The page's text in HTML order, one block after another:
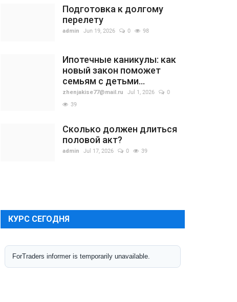
Подготовка к долгому
перелету
admin Jun 19, 2026 0 98
Ипотечные каникулы: как
новый закон поможет
семьям с детьми...
zhenjakise77@mail.ru Jul 1, 2026
0
39
Сколько должен длиться
половой акт?
admin Jul 17, 2026 0 39
КУРС СЕГОДНЯ